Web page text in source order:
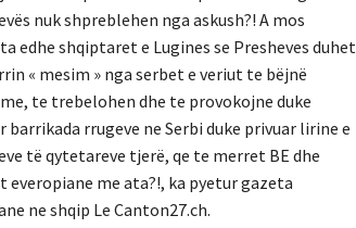
nuk shpreblehen nga askush?! A mos
edhe shqiptaret e Lugines se Presheves duhet
« mesim » nga serbet e veriut te bëjnë
te trebelohen dhe te provokojne duke
barrikada rrugeve ne Serbi duke privuar lirine e
të qytetareve tjerë, qe te merret BE dhe
everopiane me ata?!, ka pyetur gazeta
ne shqip Le Canton27.ch.